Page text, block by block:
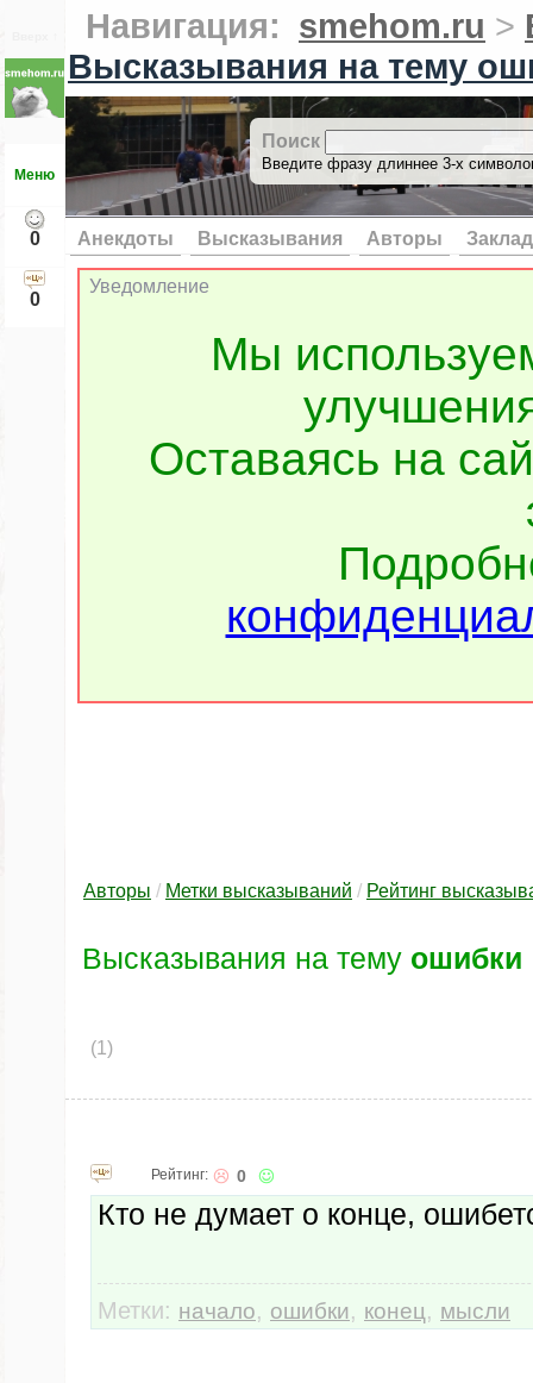
Меню
0
0
Навигация: smehom.ru >
Высказывания на тему
Поиск
Введите фразу длиннее 3-х
Анекдоты Высказывания Авторы
Уведомление
Мы
Оставаясь на
Авторы / Метки высказываний / Рейтинг
Высказывания на тему ошибки
(1)
Рейтинг: 0
Кто не думает о конце,
Метки: начало, ошибки, конец, мысли